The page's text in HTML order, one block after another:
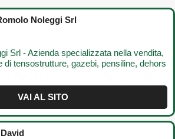
Noleggi Srl
Srl - Azienda specializzata nella vendita,
di tensostrutture, gazebi, pensiline, dehors
VAI AL SITO